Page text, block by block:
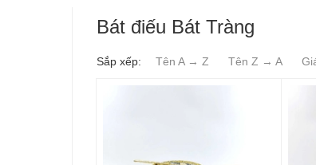
Bát điếu Bát Tràng
Sắp xếp: Tên A → Z Tên Z → A